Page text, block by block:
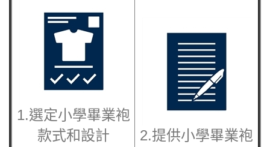
1.選定小學畢業袍
款式和設計
2.提供小學畢業袍